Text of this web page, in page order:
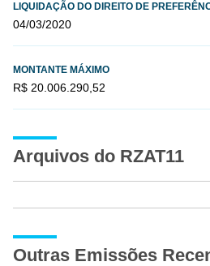
LIQUIDAÇÃO DO DIREITO DE
04/03/2020
MONTANTE MÁXIMO
R$ 20.006.290,52
Arquivos do RZAT11
Outras Emissões